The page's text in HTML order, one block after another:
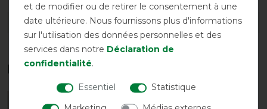
DÉTAILS SUR LA SÉCURITÉ DES PRODUITS
Les accessoires parfaits pour vous
-10%
et de modifier ou de retirer le consentement à une
date ultérieure. Nous fournissons plus d'informations
sur l'utilisation des données personnelles et des
services dans notre Déclaration de
confidentialité.
Essentiel
Statistique